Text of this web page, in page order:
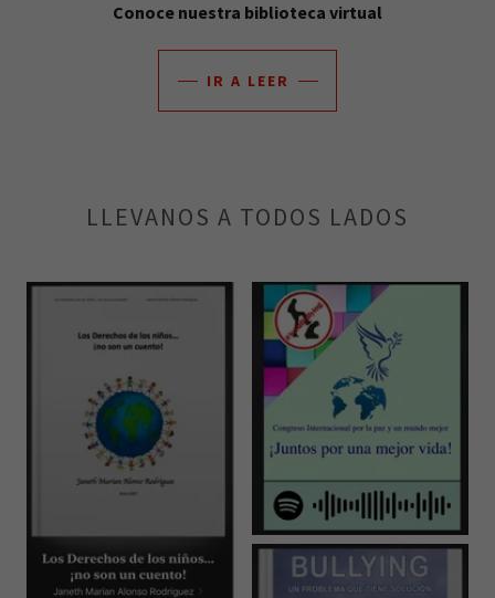
Conoce nuestra biblioteca virtual
IR A LEER
LLEVANOS A TODOS LADOS